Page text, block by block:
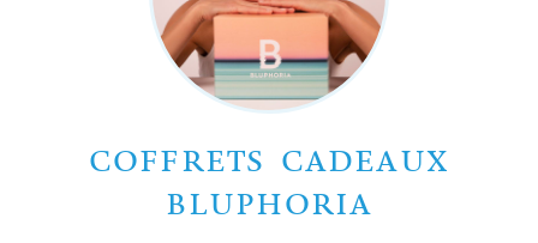
COFFRETS CADEAUX
BLUPHORIA